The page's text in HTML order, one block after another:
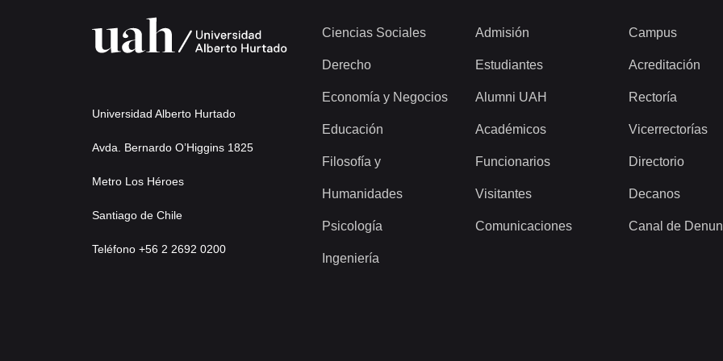
Universidad Alberto Hurtado
Avda. Bernardo O’Higgins 1825
Metro Los Héroes
Santiago de Chile
Teléfono +56 2 2692 0200
Ciencias Sociales
Derecho
Economía y Negocios
Educación
Filosofía y
Humanidades
Psicología
Ingeniería
Admisión
Estudiantes
Alumni UAH
Académicos
Funcionarios
Visitantes
Comunicaciones
Campus
Acreditación
Rectoría
Vicerrectorías
Directorio
Decanos
Canal de